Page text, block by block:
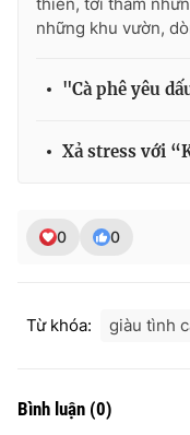
Ðiện thoại Thời báo
toasoan@vtv.vn
thuận bằng văn bản.
thông tin từ website này.
những khu vườn,
"Cà phê yêu
Xả stress với
0 0
Từ khóa: giàu tình
Bình luận (0)